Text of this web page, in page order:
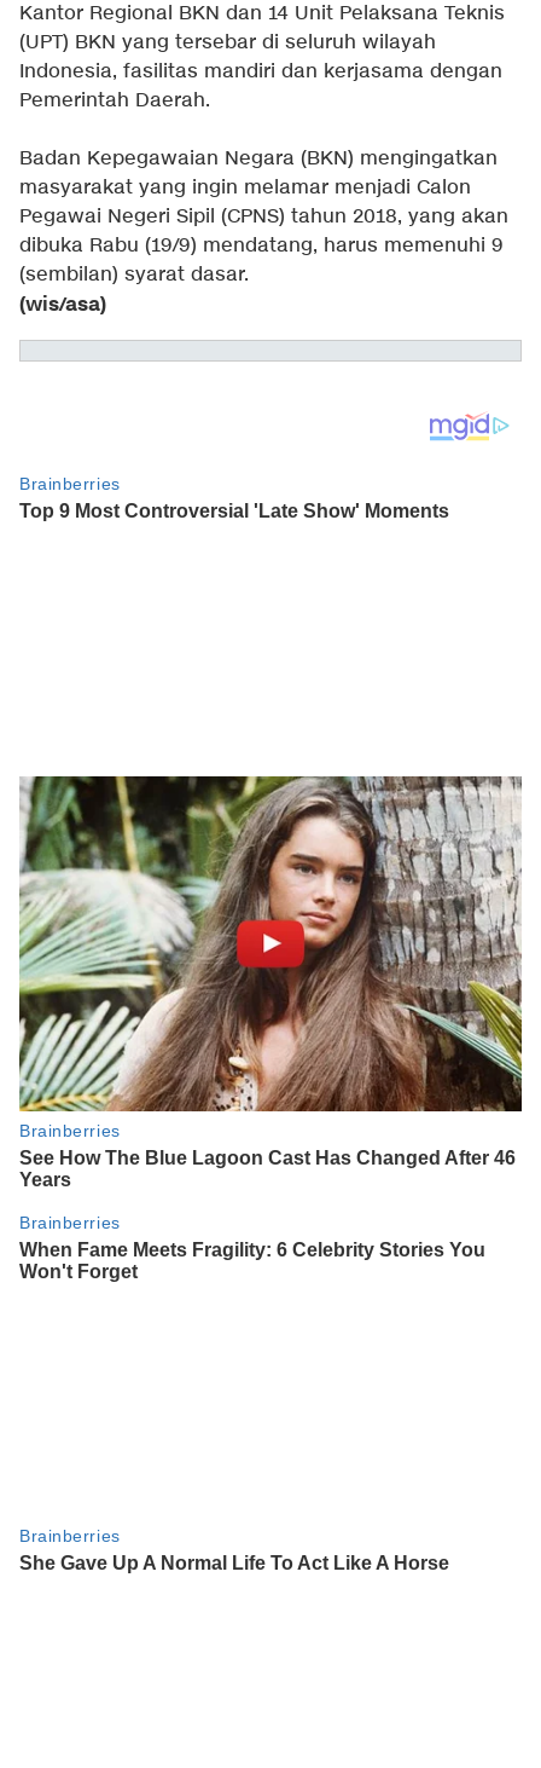
Kantor Regional BKN dan 14 Unit Pelaksana Teknis
(UPT) BKN yang tersebar di seluruh wilayah
Indonesia, fasilitas mandiri dan kerjasama dengan
Pemerintah Daerah.
Badan Kepegawaian Negara (BKN) mengingatkan
masyarakat yang ingin melamar menjadi Calon
Pegawai Negeri Sipil (CPNS) tahun 2018, yang akan
dibuka Rabu (19/9) mendatang, harus memenuhi 9
(sembilan) syarat dasar.
(wis/asa)